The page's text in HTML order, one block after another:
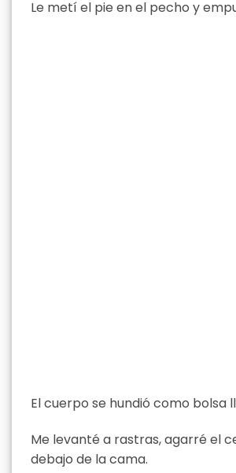
Le metí el pie en el pecho y
El cuerpo se hundió como bolsa
Me levanté a rastras, agarré el
debajo de la cama.